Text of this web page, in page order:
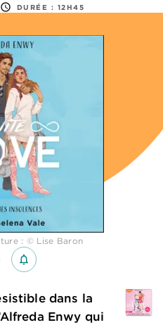
access_time DURÉE : 12H45
: © Lise Baron
notifications_none_outlined
dans la
Enwy qui